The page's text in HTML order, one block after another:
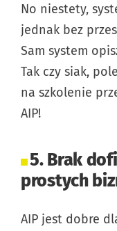
No niestety,
jednak bez
Sam system
Tak czy siak,
na szkolenie
AIP!
5. Brak
prostych
AIP jest dobre